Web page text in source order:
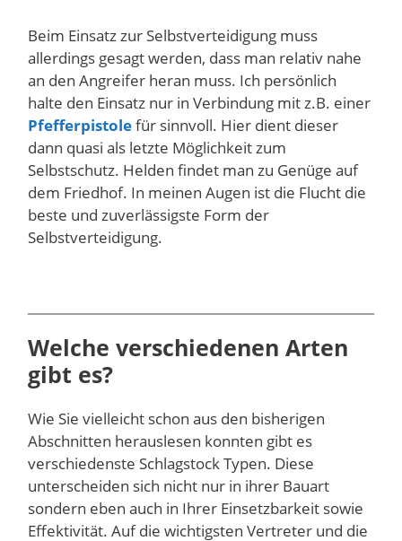
Beim Einsatz zur Selbstverteidigung muss
allerdings gesagt werden, dass man relativ nahe
an den Angreifer heran muss. Ich persönlich
halte den Einsatz nur in Verbindung mit z.B. einer
Pfefferpistolefür sinnvoll. Hier dient dieser
dann quasi als letzte Möglichkeit zum
Selbstschutz. Helden findet man zu Genüge auf
dem Friedhof. In meinen Augen ist die Flucht die
beste und zuverlässigste Form der
Selbstverteidigung.
Welche verschiedenen Arten
gibt es?
Wie Sie vielleicht schon aus den bisherigen
Abschnitten herauslesen konnten gibt es
verschiedenste Schlagstock Typen. Diese
unterscheiden sich nicht nur in ihrer Bauart
sondern eben auch in Ihrer Einsetzbarkeit sowie
Effektivität. Auf die wichtigsten Vertreter und die